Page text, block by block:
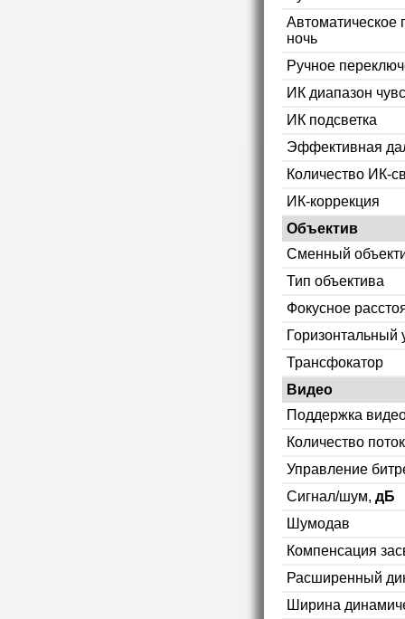
Автоматическое
ночь
Ручное
ИК диапазон
ИК подсветка
Эффективная
Количество ИК-
ИК-коррекция
Объектив
Сменный
Тип объектива
Фокусное
Горизонтальный
Трансфокатор
Видео
Поддержка
Количество
Управление
Сигнал/шум, дБ
Шумодав
Компенсация
Расширенный
Ширина